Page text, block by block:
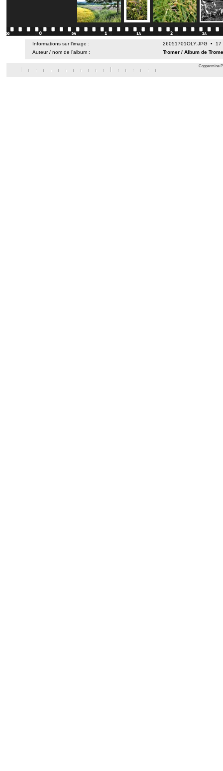
Informations sur l’image :
26051701OLY.JPG •
Auteur / nom de l’album :
Tromer / Album de
Coppermine